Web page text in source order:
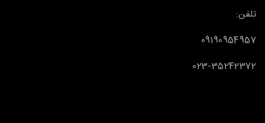
تلفن:
09190954957
023-35242372